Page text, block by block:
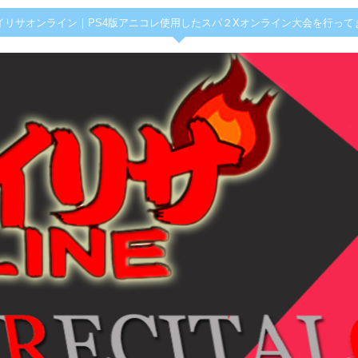
リサオンライン｜PS4版アニコレ使用したスパ２Xオンライン大会を行って